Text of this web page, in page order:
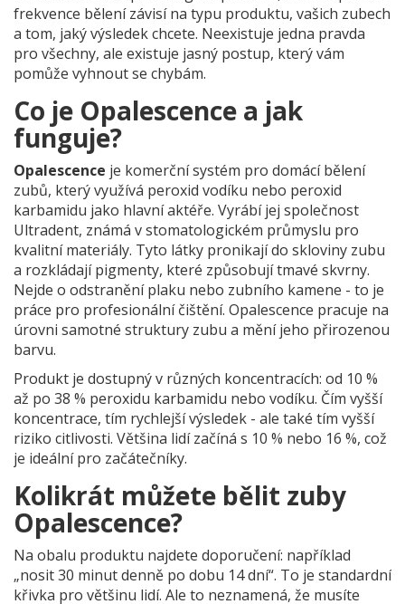
frekvence bělení závisí na typu produktu, vašich zubech
a tom, jaký výsledek chcete. Neexistuje jedna pravda
pro všechny, ale existuje jasný postup, který vám
pomůže vyhnout se chybám.
Co je Opalescence a jak
funguje?
Opalescence je komerční systém pro domácí bělení
zubů, který využívá peroxid vodíku nebo peroxid
karbamidu jako hlavní aktéře. Vyrábí jej společnost
Ultradent, známá v stomatologickém průmyslu pro
kvalitní materiály. Tyto látky pronikají do skloviny zubu
a rozkládají pigmenty, které způsobují tmavé skvrny.
Nejde o odstranění plaku nebo zubního kamene - to je
práce pro profesionální čištění. Opalescence pracuje na
úrovni samotné struktury zubu a mění jeho přirozenou
barvu.
Produkt je dostupný v různých koncentracích: od 10 %
až po 38 % peroxidu karbamidu nebo vodíku. Čím vyšší
koncentrace, tím rychlejší výsledek - ale také tím vyšší
riziko citlivosti. Většina lidí začíná s 10 % nebo 16 %, což
je ideální pro začátečníky.
Kolikrát můžete bělit zuby
Opalescence?
Na obalu produktu najdete doporučení: například
„nosit 30 minut denně po dobu 14 dní“. To je standardní
křivka pro většinu lidí. Ale to neznamená, že musíte